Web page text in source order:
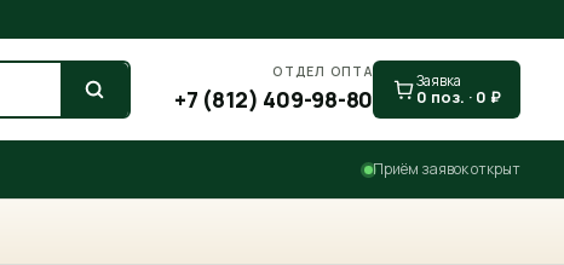
ОТДЕЛ ОПТА
+7 (812) 409-98-80
Заявка
0 поз. · 0 ₽
Приём заявок открыт